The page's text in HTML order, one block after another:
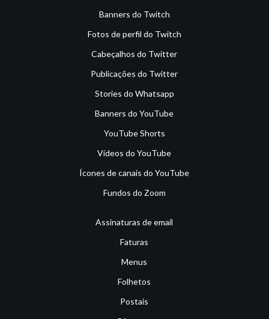
Banners do Twitch
Fotos de perfil do Twitch
Cabeçalhos do Twitter
Publicações do Twitter
Stories do Whatsapp
Banners do YouTube
YouTube Shorts
Vídeos do YouTube
Ícones de canais do YouTube
Fundos do Zoom
Assinaturas de email
Faturas
Menus
Folhetos
Postais